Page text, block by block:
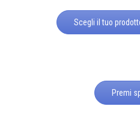
Scegli il tuo
Premi